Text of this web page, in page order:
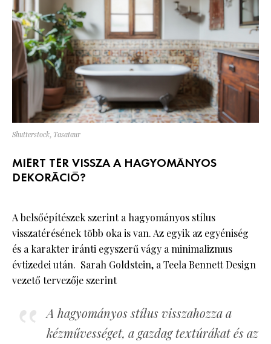
Shutterstock, Tasataur
MIÉRT TÉR VISSZA A HAGYOMÁNYOS
DEKORÁCIÓ?
A belsőépítészek szerint a hagyományos stílus
visszatérésének több oka is van. Az egyik az egyéniség
és a karakter iránti egyszerű vágy a minimalizmus
évtizedei után. Sarah Goldstein, a Teela Bennett Design
vezető tervezője szerint
A hagyományos stílus visszahozza a
kézművességet, a gazdag textúrákat és az